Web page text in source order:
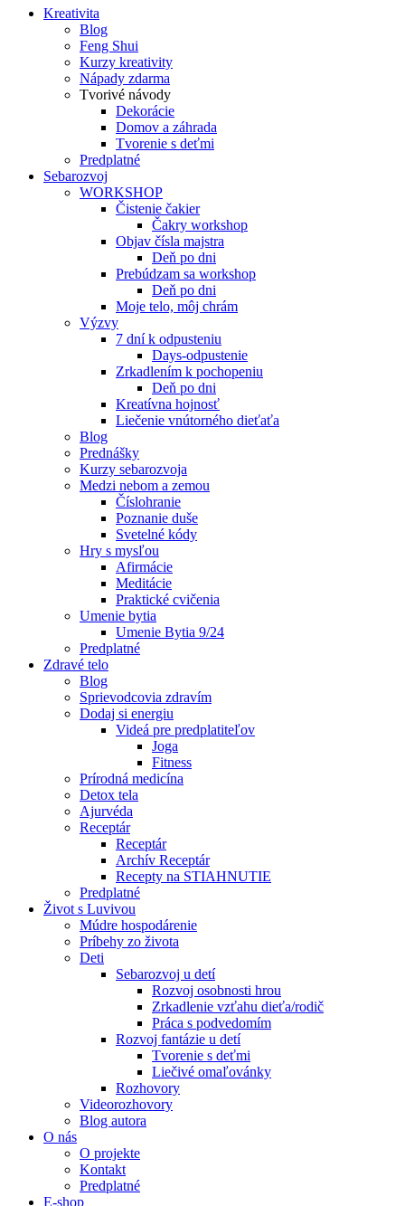
Kreativita
Blog
Feng Shui
Kurzy kreativity
Nápady zdarma
Tvorivé návody
Dekorácie
Domov a záhrada
Tvorenie s deťmi
Predplatné
Sebarozvoj
WORKSHOP
Čistenie čakier
Čakry workshop
Objav čísla majstra
Deň po dni
Prebúdzam sa workshop
Deň po dni
Moje telo, môj chrám
Výzvy
7 dní k odpusteniu
Days-odpustenie
Zrkadlením k pochopeniu
Deň po dni
Kreatívna hojnosť
Liečenie vnútorného dieťaťa
Blog
Prednášky
Kurzy sebarozvoja
Medzi nebom a zemou
Číslohranie
Poznanie duše
Svetelné kódy
Hry s mysľou
Afirmácie
Meditácie
Praktické cvičenia
Umenie bytia
Umenie Bytia 9/24
Predplatné
Zdravé telo
Blog
Sprievodcovia zdravím
Dodaj si energiu
Videá pre predplatiteľov
Joga
Fitness
Prírodná medicína
Detox tela
Ajurvéda
Receptár
Receptár
Archív Receptár
Recepty na STIAHNUTIE
Predplatné
Život s Luvivou
Múdre hospodárenie
Príbehy zo života
Deti
Sebarozvoj u detí
Rozvoj osobnosti hrou
Zrkadlenie vzťahu dieťa/rodič
Práca s podvedomím
Rozvoj fantázie u detí
Tvorenie s deťmi
Liečivé omaľovánky
Rozhovory
Videorozhovory
Blog autora
O nás
O projekte
Kontakt
Predplatné
E-shop